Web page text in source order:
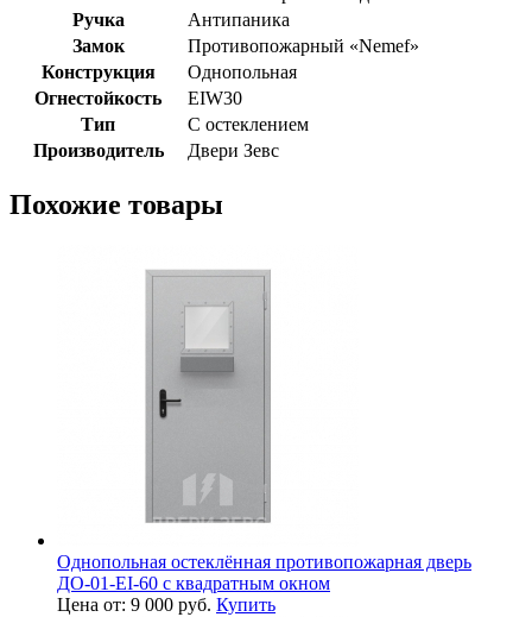
Ручка
Антипаника
Замок
Противопожарный «Nemef»
Конструкция
Однопольная
Огнестойкость
EIW30
Тип
С остеклением
Производитель
Двери Зевс
Похожие товары
Однопольная остеклённая противопожарная дверь
ДО-01-EI-60 с квадратным окном
Цена от: 9 000 руб. Купить